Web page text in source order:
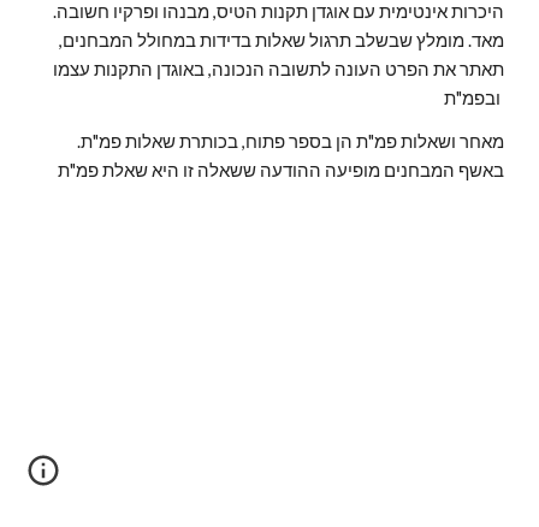
.היכרות אינטימית עם אוגדן תקנות הטיס, מבנהו ופרקיו חשובה
מאד. מומלץ שבשלב תרגול שאלות בדידות במחולל המבחנים,
תאתר את הפרט העונה לתשובה הנכונה, באוגדן התקנות עצמו
.מאחר ושאלות פמ"ת הן בספר פתוח, בכותרת שאלות פמ"ת
באשף המבחנים מופיעה ההודעה ששאלה זו היא שאלת פמ"ת